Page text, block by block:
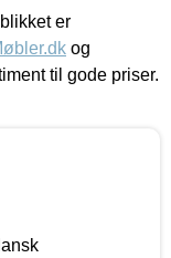
er
og
til gode priser.